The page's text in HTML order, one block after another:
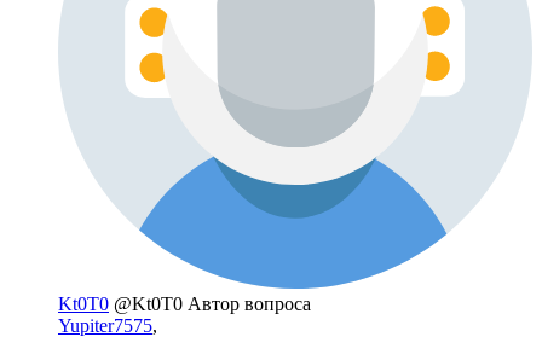
Kt0T0 @Kt0T0 Автор вопроса
Yupiter7575,